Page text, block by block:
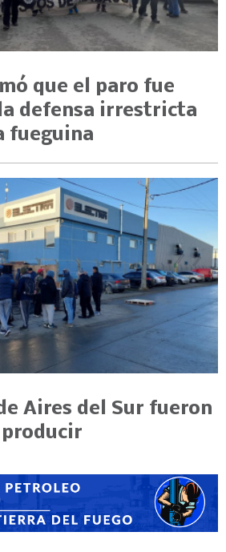
que el paro fue
defensa irrestricta
fueguina
Aires del Sur fueron